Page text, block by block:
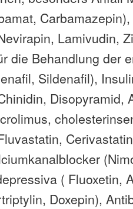
Lamivudin,
die Behandlung der
Sildenafil),
Disopyramid,
( Fluoxetin,
Doxepin),